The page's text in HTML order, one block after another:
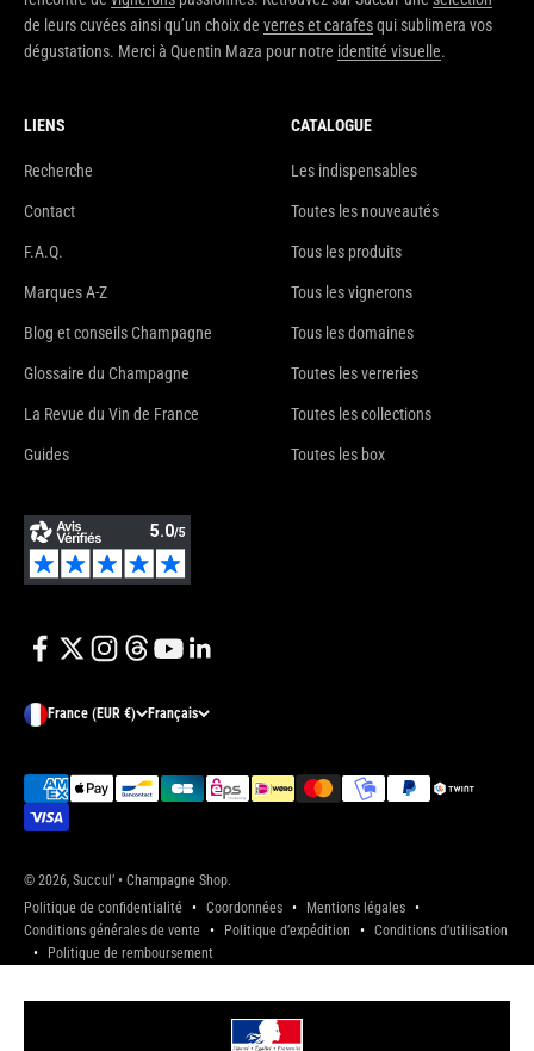
de leurs cuvées ainsi qu’un choix de verres et carafesqui sublimera vos
dégustations. Merci à Quentin Maza pour notre identité visuelle.
LIENS
Recherche
Contact
F.A.Q.
Marques A-Z
Blog et conseils Champagne
Glossaire du Champagne
La Revue du Vin de France
Guides
CATALOGUE
Les indispensables
Toutes les nouveautés
Tous les produits
Tous les vignerons
Tous les domaines
Toutes les verreries
Toutes les collections
Toutes les box
France (EUR €) Français
© 2026, Succul’ • Champagne Shop.
Politique de confidentialité
Coordonnées
Mentions légales
Conditions générales de vente
Politique d’expédition
Conditions d’utilisation
Politique de remboursement